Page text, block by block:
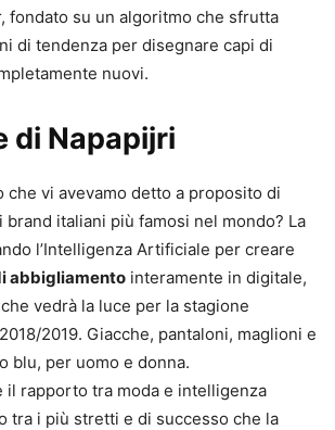
fondato su un algoritmo che sfrutta
di tendenza per disegnare capi di
nuovi.
di Napapijri
che vi avevamo detto a proposito di
brand italiani più famosi nel mondo? La
l’Intelligenza Artificiale per creare
abbigliamento interamente in digitale,
che vedrà la luce per la stagione
2019. Giacche, pantaloni, maglioni e
blu, per uomo e donna.
il rapporto tra moda e intelligenza
tra i più stretti e di successo che la